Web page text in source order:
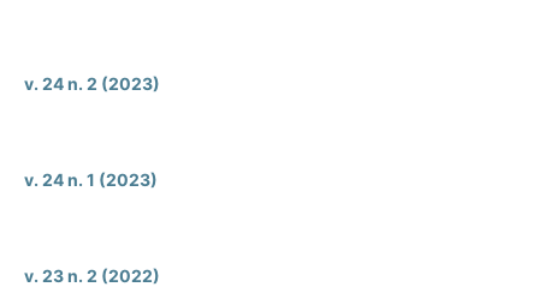
v. 24 n. 2 (2023)
v. 24 n. 1 (2023)
v. 23 n. 2 (2022)